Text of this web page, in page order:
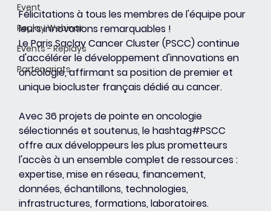
Event
Replay Webinar
Events - Replays
Partenariats
Félicitations à tous les membres de l'équipe pour
leurs innovations remarquables !
Le Paris Saclay Cancer Cluster (PSCC) continue
d'accélérer le développement d'innovations en
oncologie, affirmant sa position de premier et
unique biocluster français dédié au cancer.
Avec 36 projets de pointe en oncologie
sélectionnés et soutenus, le hashtag#PSCC
offre aux développeurs les plus prometteurs
l'accès à un ensemble complet de ressources :
expertise, mise en réseau, financement,
données, échantillons, technologies,
infrastructures, formations, laboratoires.